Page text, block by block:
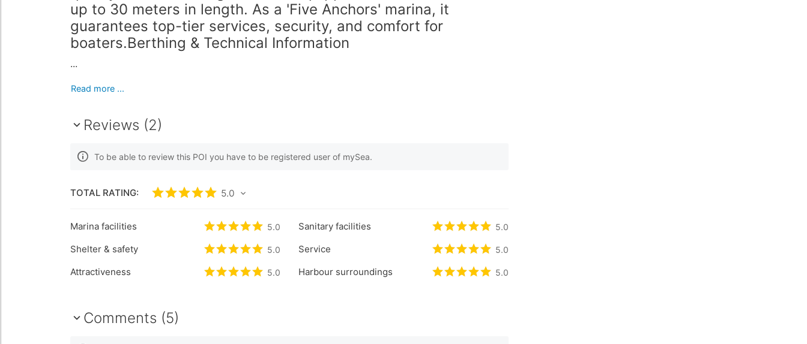
up to 30 meters in length. As a 'Five Anchors' marina, it
guarantees top-tier services, security, and comfort for
boaters.Berthing & Technical Information
...
Read more ...
Reviews (2)
To be able to review this POI you have to be registered user of mySea.
TOTAL RATING: Rated5/5 based on
5.0
Marina facilities Rated5/5 based on0customer reviews
5.0 Sanitary facilities Rated5/5 based on
5.0
Shelter & safety Rated5/5 based on0customer reviews
5.0 Service Rated5/5 based on
5.0
Attractiveness Rated5/5 based on0customer reviews
5.0 Harbour surroundings Rated5/5 based on
5.0
Comments (5)